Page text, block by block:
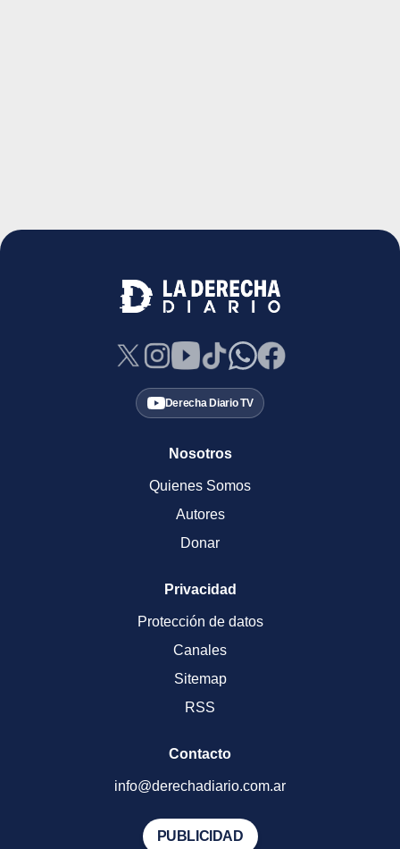
Derecha Diario TV
Nosotros
Quienes Somos
Autores
Donar
Privacidad
Protección de datos
Canales
Sitemap
RSS
Contacto
info@derechadiario.com.ar
PUBLICIDAD